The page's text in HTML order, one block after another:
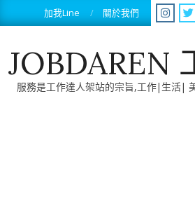
to
加我Line 關於我們
JOBDAREN
服務是工作達人架站的宗旨,工作|生活|